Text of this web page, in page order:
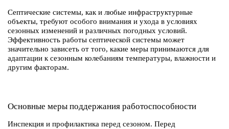
Септические системы, как и любые инфраструктурные
объекты, требуют особого внимания и ухода в условиях
сезонных изменений и различных погодных условий.
Эффективность работы септической системы может
значительно зависеть от того, какие меры принимаются для
адаптации к сезонным колебаниям температуры, влажности и
другим факторам.
Основные меры поддержания работоспособности
Инспекция и профилактика перед сезоном. Перед